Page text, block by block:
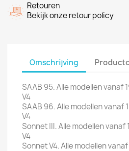
Retouren
Bekijk onze retour policy
Omschrijving
SAAB 95. Alle modellen vanaf
V4
SAAB 96. Alle modellen vanaf
V4
Sonnet III. Alle modellen
V4
Sonnet V4. Alle modellen